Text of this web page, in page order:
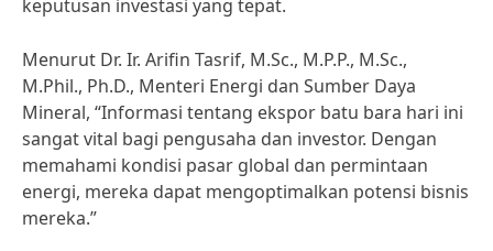
keputusan investasi yang tepat.
Menurut Dr. Ir. Arifin Tasrif, M.Sc., M.P.P., M.Sc.,
M.Phil., Ph.D., Menteri Energi dan Sumber Daya
Mineral, “Informasi tentang ekspor batu bara hari ini
sangat vital bagi pengusaha dan investor. Dengan
memahami kondisi pasar global dan permintaan
energi, mereka dapat mengoptimalkan potensi bisnis
mereka.”